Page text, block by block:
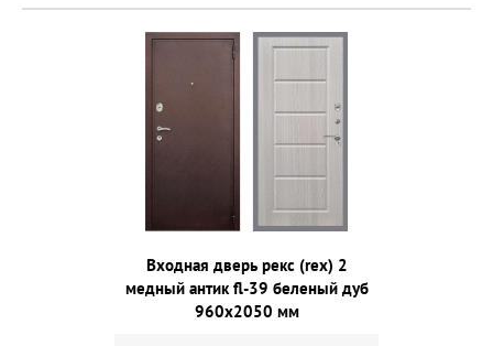
Входная дверь рекс (rex) 2
медный антик fl-39 беленый дуб
960х2050 мм